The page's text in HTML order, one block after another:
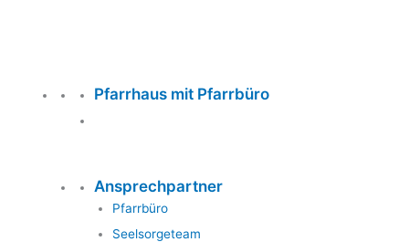
Pfarrhaus mit Pfarrbüro
Ansprechpartner
Pfarrbüro
Seelsorgeteam